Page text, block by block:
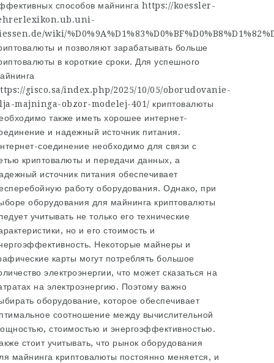
способов майнинга https://koessler-
wiki/
и позволяют зарабатывать больше
в короткие сроки. Для успешного
gisco.sa/index.php/2025/10/05/oborudovanie-
majninga-obzor-modelej-401/ криптовалюты
также иметь хорошее интернет-
и надежный источник питания.
соединение необходимо для связи с
криптовалюты и передачи данных, а
источник питания обеспечивает
работу оборудования. Однако, при
оборудования для майнинга криптовалюты
учитывать не только его технические
но и его стоимость и
Некоторые майнеры и
карты могут потреблять большое
электроэнергии, что может сказаться на
на электроэнергию. Поэтому важно
оборудование, которое обеспечивает
соотношение между вычислительной
стоимостью и энергоэффективностью.
стоит учитывать, что рынок оборудования
майнинга криптовалюты постоянно меняется, и